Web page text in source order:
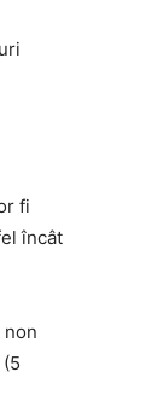
fi
încât
non